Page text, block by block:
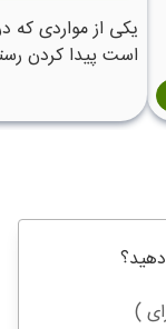
یکی از مواردی که
است پیدا کردن
برای بازدید از